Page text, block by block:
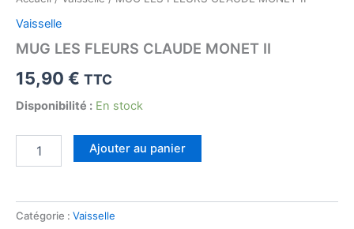
Vaisselle
MUG LES FLEURS CLAUDE MONET II
15,90 € TTC
Disponibilité : En stock
FLEURS
CLAUDE
Ajouter au panier
Catégorie : Vaisselle